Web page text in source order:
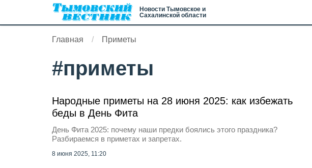
Новости Тымовское и
Сахалинской области
Главная Приметы
#приметы
Народные приметы на 28 июня 2025: как избежать
беды в День Фита
День Фита 2025: почему наши предки боялись этого праздника?
Разбираемся в приметах и запретах.
8 июня 2025, 11:20